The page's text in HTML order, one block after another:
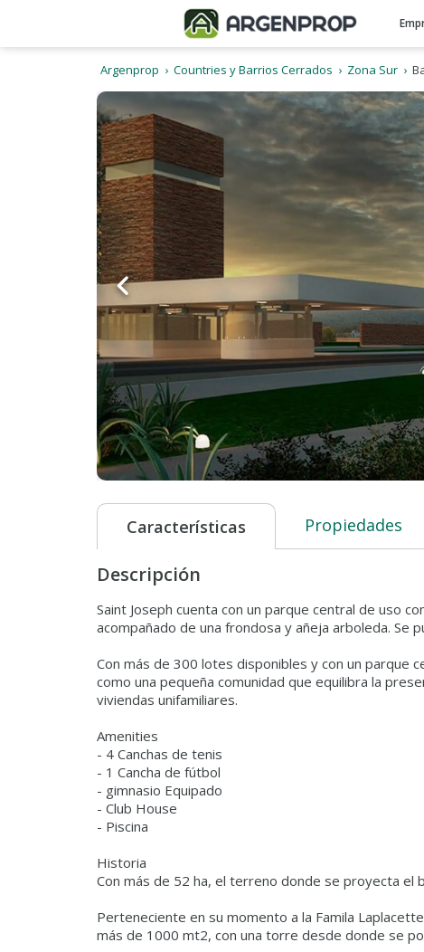
Argenprop Countries y Barrios Cerrados Zona Sur
Características Propiedades
Descripción
Saint Joseph cuenta con un parque central de uso
acompañado de una frondosa y añeja arboleda. Se
Con más de 300 lotes disponibles y con un parque
como una pequeña comunidad que equilibra la
viviendas unifamiliares.
Amenities
- 4 Canchas de tenis
- 1 Cancha de fútbol
- gimnasio Equipado
- Club House
- Piscina
Historia
Con más de 52 ha, el terreno donde se proyecta el
Perteneciente en su momento a la Famila
más de 1000 mt2, con una torre desde donde se